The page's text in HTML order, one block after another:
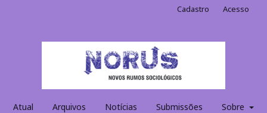
Atual Arquivos Notícias Submissões Sobre
Cadastro Acesso